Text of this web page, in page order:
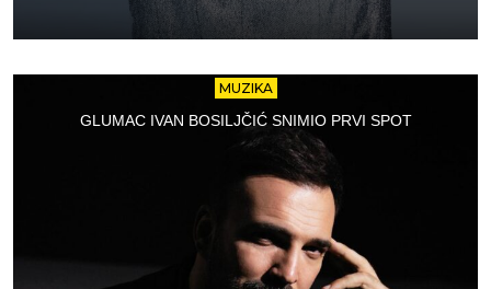
MUZIKA
GLUMAC IVAN BOSILJČIĆ SNIMIO PRVI SPOT